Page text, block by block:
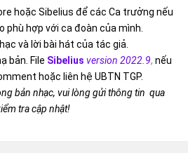
hoặc Sibelius để các Ca trưởng nếu
phù hợp với ca đoàn của mình.
và lời bài hát của tác giả.
bản. File Sibelius version 2022.9, nếu
hoặc liên hệ UBTN TGP.
bản nhạc, vui lòng gửi thông tin qua
tra cập nhật!